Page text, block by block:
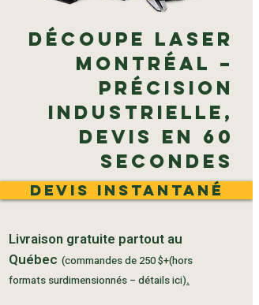
Découpe laser
Montréal –
Précision
industrielle,
devis en 60
secondes
devis instantané
Livraison gratuite partout au
Québec (commandes de 250 $+(hors
formats surdimensionnés – détails ici).